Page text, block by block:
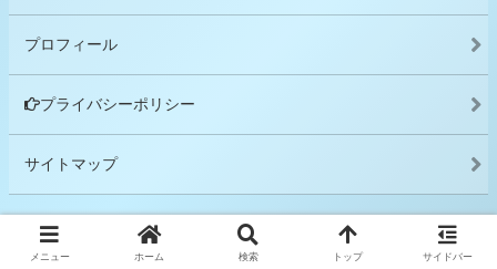
プロフィール
プライバシーポリシー
サイトマップ
© 2021-2026 ワククマ.
メニュー ホーム 検索 トップ サイドバー